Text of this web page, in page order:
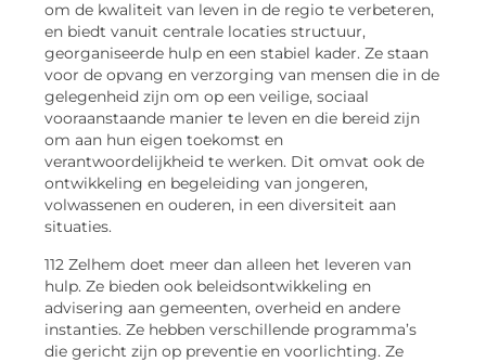
om de kwaliteit van leven in de regio te verbeteren,
en biedt vanuit centrale locaties structuur,
georganiseerde hulp en een stabiel kader. Ze staan
voor de opvang en verzorging van mensen die in de
gelegenheid zijn om op een veilige, sociaal
vooraanstaande manier te leven en die bereid zijn
om aan hun eigen toekomst en
verantwoordelijkheid te werken. Dit omvat ook de
ontwikkeling en begeleiding van jongeren,
volwassenen en ouderen, in een diversiteit aan
situaties.
112 Zelhem doet meer dan alleen het leveren van
hulp. Ze bieden ook beleidsontwikkeling en
advisering aan gemeenten, overheid en andere
instanties. Ze hebben verschillende programma’s
die gericht zijn op preventie en voorlichting. Ze